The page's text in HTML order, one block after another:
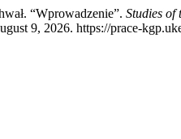
“Wprowadzenie”. Studies of
9, 2026. https://prace-